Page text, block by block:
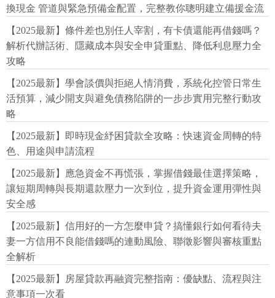
換現金 管道與緊急預備金配置，完整教你聰明建立備援金流
【2025最新】條件差也別任人宰割，有卡債還能再借錢嗎？
解析代辦話術、隱藏成本與安全申貸重點、降低利息壓力全
攻略
【2025最新】學會談價與拒絕人情消費，系統化控管日常生
活預算，減少開支與避免債務陷阱的一步步實用完整行動攻
略
【2025最新】即時現金紓困貸款全攻略：快速資金周轉的特
色、用途與申請流程
【2025最新】應急資金不再慌張，掌握借錢最佳選擇策略，
讓短期周轉與長期還款壓力一次到位，提升資金運用彈性與
安全感
【2025最新】信用好的一方怎麼申貸？搞懂銀行如何看待夫
妻一方信用不良能借錢嗎的連動風險、聯徵影響與審核重點
全解析
【2025最新】房屋貸款再融資完整指南：優缺點、流程與注
意事項一次看